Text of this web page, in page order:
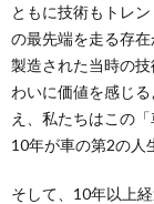
ともに技術もトレ
の最先端を走る存在
製造された当時の
わいに価値を感じ
え、私たちはこの
10年が車の第2の人
そして、10年以上